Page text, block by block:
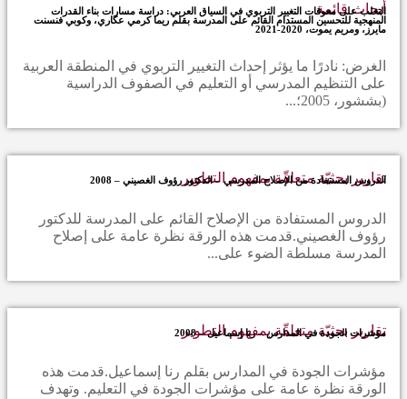
أبحاث قائمة
التغلب على معوقات التغيير التربوي في السياق العربي: دراسة مسارات بناء القدرات
المنهجية للتحسين المستدام القائم على المدرسة بقلم ريما كرمي عكاري، وكوبي فنسنت
مايرز، ومريم يموت، 2020-2021
الغرض: نادرًا ما يؤثر إحداث التغيير التربوي في المنطقة العربية
على التنظيم المدرسي أو التعليم في الصفوف الدراسية
(بششور، 2005؛...
تقارير بحثيّة متعلقّة بمفهوم التطوير
الدروس المستفادة من الإصلاح المدرسي – الدكتور رؤوف الغصيني – 2008
الدروس المستفادة من الإصلاح القائم على المدرسة للدكتور
رؤوف الغصيني.قدمت هذه الورقة نظرة عامة على إصلاح
المدرسة مسلطة الضوء على...
تقارير بحثيّة متعلقّة بمفهوم التطوير
مؤشرات الجودة في المدارس – رنا إسماعيل – 2008
مؤشرات الجودة في المدارس بقلم رنا إسماعيل.قدمت هذه
الورقة نظرة عامة على مؤشرات الجودة في التعليم. وتهدف